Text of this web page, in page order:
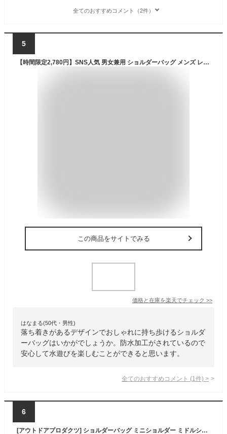
全てのおすすめコメント（2件）
5
【時間限定2,780円】SNS人気 男女兼用 ショルダーバッグ メンズ レディース 軽い 防水 収納大容量 メッセンジャーバッグ 旅行バッグ 通勤バッグ 通学バッグ a4 横 アウトドア キャンプ 人気 無地 小型 可愛い ウエストバッグ 自転車 バイク ブランド お出かけ 50代
この商品をサイトでみる
価格と在庫を楽天でチェック >>
はなまる(50代・男性)
落ち着きがあるデザインでおしゃれに持ち歩けるショルダ
ーバッグはいかがでしょうか。防水加工がされているので
安心して水遊びを楽しむことができると思います。
全てのおすすめコメント (1 件) >
6
[アウトドアプロダクツ] ショルダーバッグ ミニショルダー ミドルショルダー クラシック ロゴテープ ナイロン 斜め掛け ブラック F